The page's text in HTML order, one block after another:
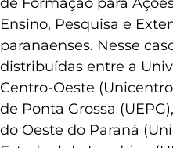
As 10 vagas ofertadas
de Formação para
Ensino, Pesquisa e
paranaenses. Nesse
distribuídas entre a
Centro-Oeste
de Ponta Grossa